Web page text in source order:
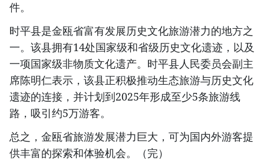
件。
时平县是金瓯省富有发展历史文化旅游潜力的地方之
一。该县拥有14处国家级和省级历史文化遗迹，以及
一项国家级非物质文化遗产。时平县人民委员会副主
席陈明仁表示，该县正积极推动生态旅游与历史文化
遗迹的连接，并计划到2025年形成至少5条旅游线
路，吸引约5万游客。
总之，金瓯省旅游发展潜力巨大，可为国内外游客提
供丰富的探索和体验机会。（完）